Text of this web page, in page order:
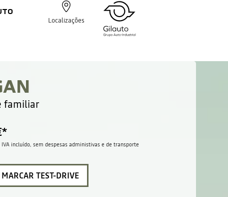
Localizações
familiar
IVA incluído, sem despesas administivas e de transporte
MARCAR TEST-DRIVE